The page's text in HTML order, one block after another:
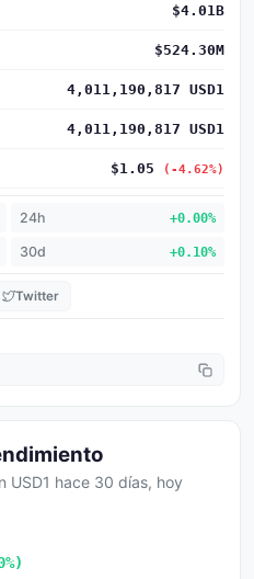
$4.01B
$524.30M
4,011,190,817 USD1
4,011,190,817 USD1
$1.05 (-4.62%)
24h +0.00%
30d +0.10%
Twitter
USD1 hace 30 días, hoy